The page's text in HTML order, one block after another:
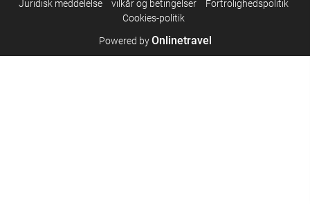
Juridisk meddelelse vilkår og betingelser
Fortrolighedspolitik
Cookies-politik
Powered byOnlinetravel